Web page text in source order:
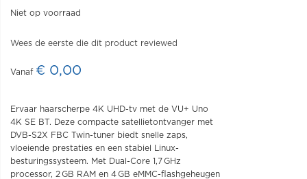
Niet op voorraad
Wees de eerste die dit product reviewed
€ 0,00
Ervaar haarscherpe 4K UHD-tv met de VU+ Uno
4K SE BT. Deze compacte satellietontvanger met
DVB-S2X FBC Twin-tuner biedt snelle zaps,
vloeiende prestaties en een stabiel Linux-
besturingssysteem. Met Dual-Core 1,7 GHz
processor, 2 GB RAM en 4 GB eMMC-flashgeheugen